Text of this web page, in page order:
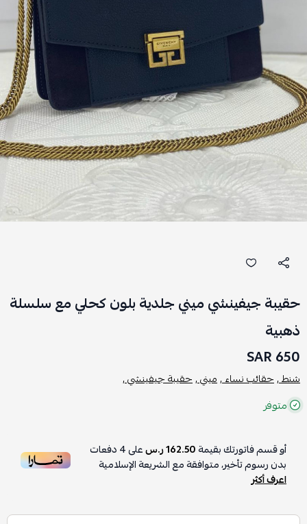
حقيبة جيفينشي ميني جلدية بلون كحلي مع سلسلة
ذهبية
650 SAR
شنط ,حقائب نساء ,ميني ,حقيبة جيفينشي ,
متوفر
أو قسم فاتورتك بقيمة162.50 ر.س على4دفعات
بدون رسوم تأخير، متوافقة مع الشريعة الإسلامية
اعرف أكثر